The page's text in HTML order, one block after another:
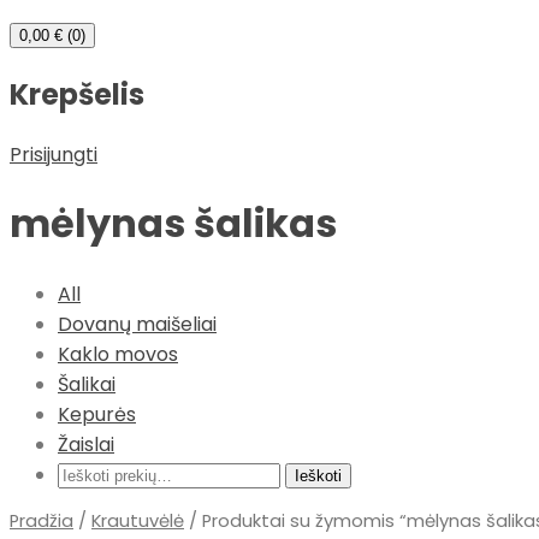
0,00 € (0)
Krepšelis
Prisijungti
mėlynas šalikas
All
Dovanų maišeliai
Kaklo movos
Šalikai
Kepurės
Žaislai
Ieškoti:
Ieškoti
Pradžia / Krautuvėlė / Produktai su žymomis “mėlynas